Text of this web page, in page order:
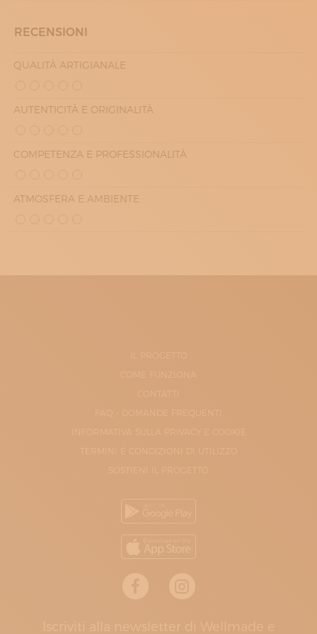
RECENSIONI
QUALITÀ ARTIGIANALE
AUTENTICITÀ E ORIGINALITÀ
COMPETENZA E PROFESSIONALITÀ
ATMOSFERA E AMBIENTE